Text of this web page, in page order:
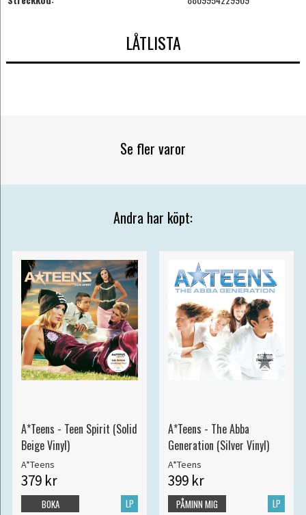
LÅTLISTA
Se fler varor
Andra har köpt:
A*Teens - Teen Spirit (Solid
Beige Vinyl)
A*Teens
379 kr
LP
BOKA
A*Teens - The Abba
Generation (Silver Vinyl)
A*Teens
399 kr
LP
PÅMINN MIG